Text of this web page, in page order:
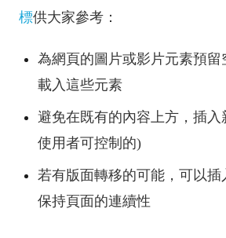
標供大家參考：
為網頁的圖片或影片元素預
載入這些元素
避免在既有的內容上方，插入
使用者可控制的)
若有版面轉移的可能，可以插
保持頁面的連續性